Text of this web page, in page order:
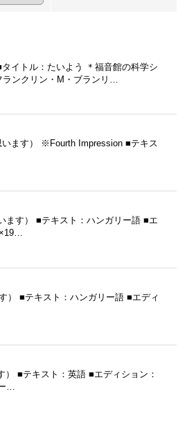
イトル：たいよう ＊福音館の科学シ
ランクリン・M・ブランリ…
ます） ※Fourth Impression ■テキス
ます） ■テキスト：ハンガリー語 ■エ
） ■テキスト：ハンガリー語 ■エディ
■テキスト：英語 ■エディション：
…